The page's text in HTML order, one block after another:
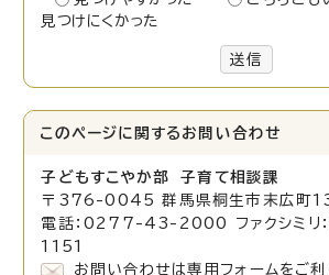
見つけにくかった
送信
このページに関する お問い合わせ
子どもすこやか部 子育て相談課
〒376-0045 群馬県桐生市末広町
電話：0277-43-2000 ファクシミ
1151
お問い合わせは専用フォームをご利